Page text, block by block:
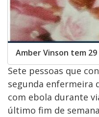
Amber Vinson tem 29
Sete pessoas que
segunda enfermeira
com ebola durante
último fim de